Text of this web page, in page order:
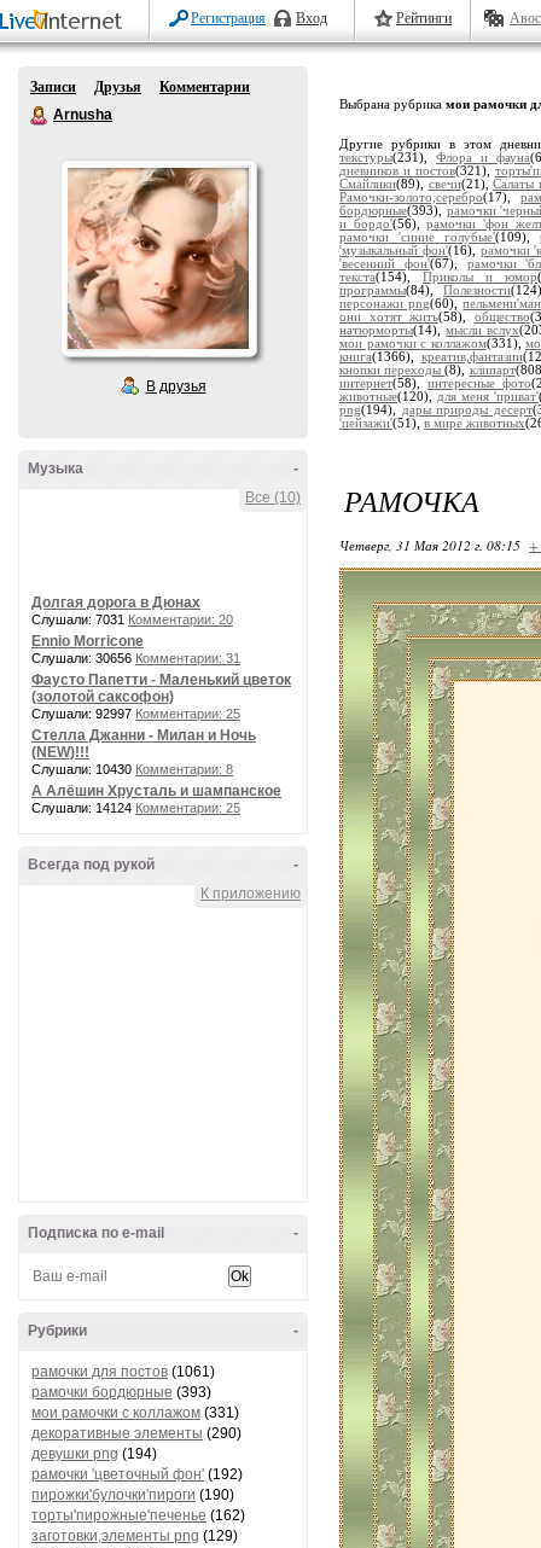
Регистрация Вход Рейтинги
Записи Друзья
Комментарии
Arnusha
В друзья
-
Музыка
Все (10)
Долгая дорога в Дюнах
Слушали: 7031 Комментарии: 20
Ennio Morricone
Слушали: 30656 Комментарии: 31
Фаусто Папетти - Маленький цветок
(золотой саксофон)
Слушали: 92997 Комментарии: 25
Стелла Джанни - Милан и Ночь
(NEW)!!!
Слушали: 10430 Комментарии: 8
А Алёшин Хрусталь и шампанское
Слушали: 14124 Комментарии: 25
-
Всегда под рукой
К приложению
-
Подписка по e-mail
-
Рубрики
рамочки для постов (1061)
рамочки бордюрные (393)
мои рамочки с коллажом (331)
декоративные элементы (290)
девушки png (194)
рамочки 'цветочный фон' (192)
пирожки'булочки'пироги (190)
торты'пирожные'печенье (162)
заготовки,элементы png (129)
Выбрана рубрика мои рамочки
Другие рубрики в этом
текстуры(231), Флора и фауна
дневников и постов(321),
Смайлики(89), свечи(21),Салаты
Рамочки-золото,серебро(17),
бордюрные(393), рамочки
и бордо'(56),рамочки 'фон
рамочки 'синие голубые'(109),
'музыкальный фон'(16), рамочки
'весенний фон'(67), рамочки
текста(154), Приколы и юмор
программы(84),Полезности
персонажи png(60),
они хотят жить(58), общество
натюрморты(14),мысли вслух
мои рамочки с коллажом(331),
книга(1366), креатив,фантазии
кнопки переходы(8), клипарт
интернет(58), интересные фото
животные(120), для меня 'приват'
png(194), дары природы десерт
'пейзажи'(51), в мире животных
РАМОЧКА
Четверг, 31 Мая 2012 г. 08:15 +